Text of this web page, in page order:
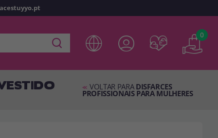
0
<< VOLTAR PARA DISFARCES
PROFISSIONAIS PARA MULHERES